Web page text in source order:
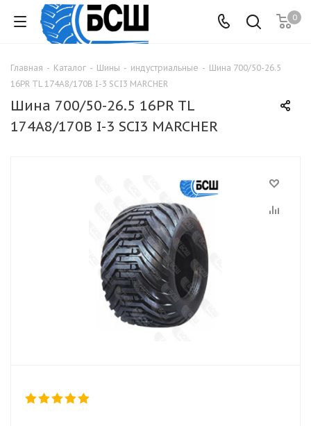
0
Главная - Каталог - Шины - индустриальные - Шина 700/50-26.5
16PR TL 174A8/170B I-3 SCI3 MARCHER
Шина 700/50-26.5 16PR TL
174A8/170B I-3 SCI3 MARCHER